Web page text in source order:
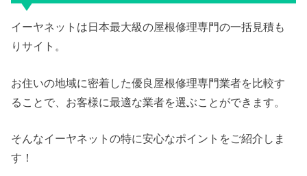
イーヤネットは日本最大級の屋根修理専門の一括見積も
りサイト。
お住いの地域に密着した優良屋根修理専門業者を比較す
ることで、お客様に最適な業者を選ぶことができます。
そんなイーヤネットの特に安心なポイントをご紹介しま
す！